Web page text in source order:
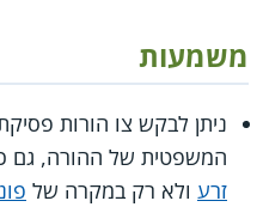
משמעות
ניתן לבקש צו הורות
המשפטית של ההורה, גם
זרע ולא רק במקרה של